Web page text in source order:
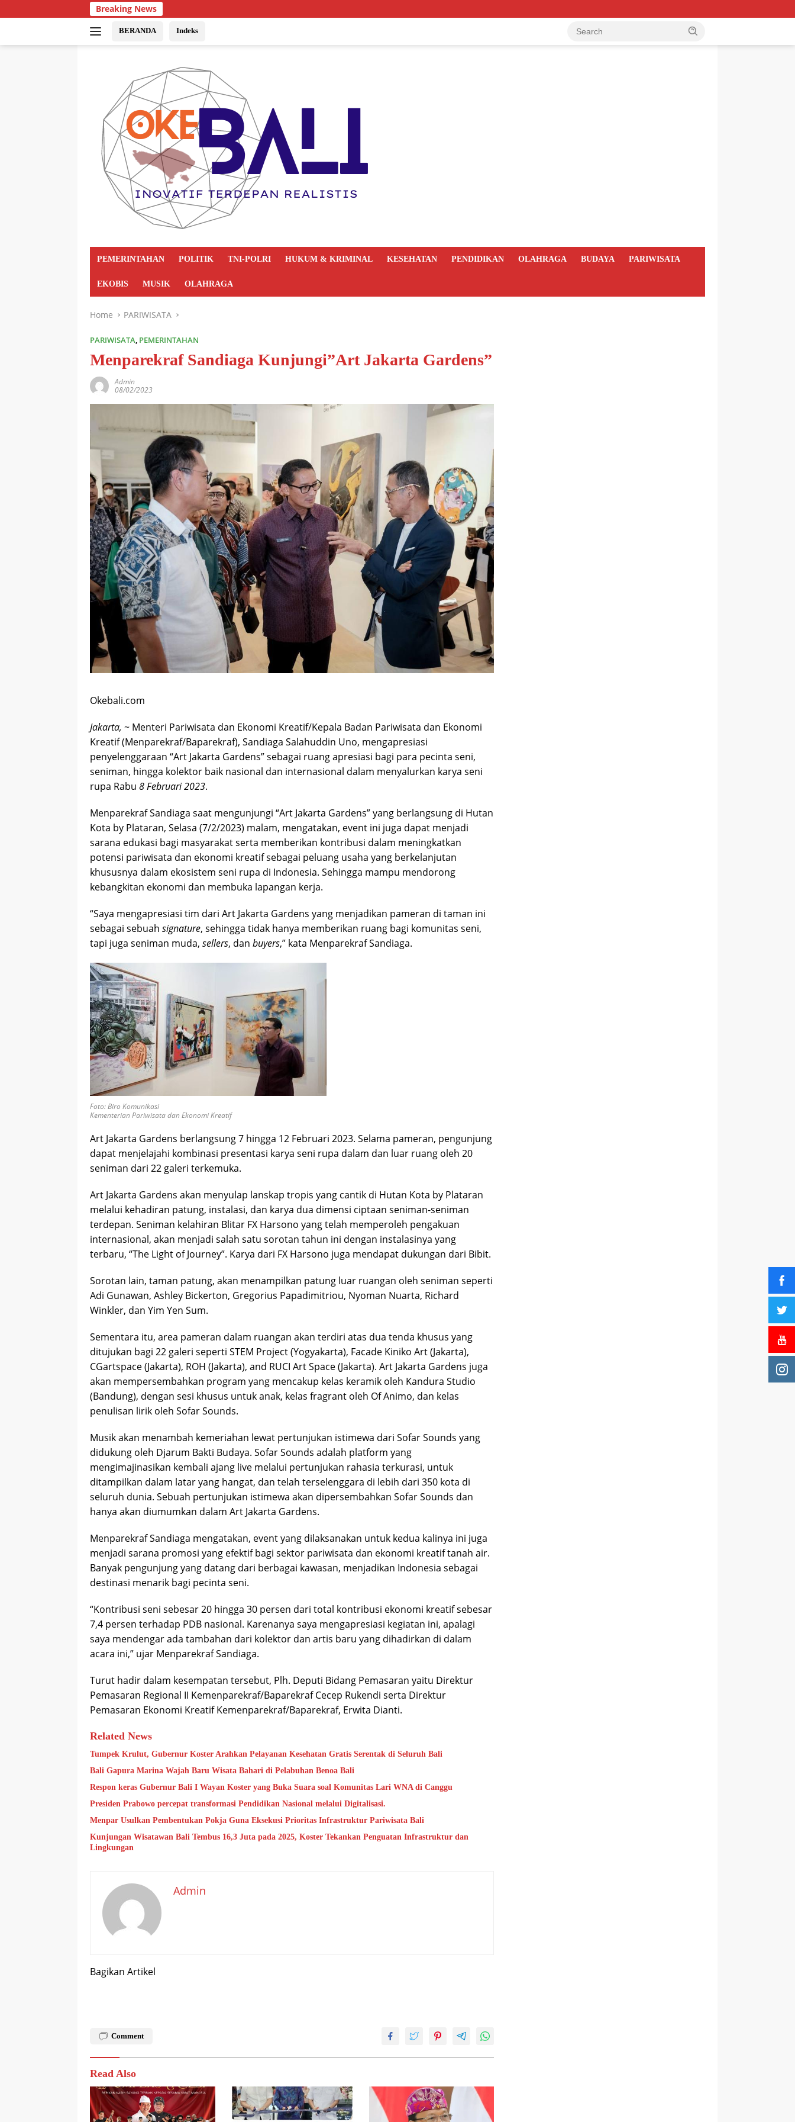
Breaking News
BERANDA Indeks
PEMERINTAHAN POLITIK TNI-POLRI HUKUM & KRIMINAL KESEHATAN PENDIDIKAN OLAHRAGA BUDAYA PARIWISATA
EKOBIS MUSIK OLAHRAGA
Home PARIWISATA
PARIWISATA, PEMERINTAHAN
Menparekraf Sandiaga Kunjungi”Art Jakarta Gardens”
Admin
08/02/2023
Okebali.com
Jakarta, ~ Menteri Pariwisata dan Ekonomi Kreatif/Kepala Badan Pariwisata dan Ekonomi
Kreatif (Menparekraf/Baparekraf), Sandiaga Salahuddin Uno, mengapresiasi
penyelenggaraan “Art Jakarta Gardens” sebagai ruang apresiasi bagi para pecinta seni,
seniman, hingga kolektor baik nasional dan internasional dalam menyalurkan karya seni
rupa Rabu 8 Februari 2023.
Menparekraf Sandiaga saat mengunjungi “Art Jakarta Gardens” yang berlangsung di Hutan
Kota by Plataran, Selasa (7/2/2023) malam, mengatakan, event ini juga dapat menjadi
sarana edukasi bagi masyarakat serta memberikan kontribusi dalam meningkatkan
potensi pariwisata dan ekonomi kreatif sebagai peluang usaha yang berkelanjutan
khususnya dalam ekosistem seni rupa di Indonesia. Sehingga mampu mendorong
kebangkitan ekonomi dan membuka lapangan kerja.
“Saya mengapresiasi tim dari Art Jakarta Gardens yang menjadikan pameran di taman ini
sebagai sebuah signature, sehingga tidak hanya memberikan ruang bagi komunitas seni,
tapi juga seniman muda, sellers, dan buyers,” kata Menparekraf Sandiaga.
Foto: Biro Komunikasi
Kementerian Pariwisata dan Ekonomi Kreatif
Art Jakarta Gardens berlangsung 7 hingga 12 Februari 2023. Selama pameran, pengunjung
dapat menjelajahi kombinasi presentasi karya seni rupa dalam dan luar ruang oleh 20
seniman dari 22 galeri terkemuka.
Art Jakarta Gardens akan menyulap lanskap tropis yang cantik di Hutan Kota by Plataran
melalui kehadiran patung, instalasi, dan karya dua dimensi ciptaan seniman-seniman
terdepan. Seniman kelahiran Blitar FX Harsono yang telah memperoleh pengakuan
internasional, akan menjadi salah satu sorotan tahun ini dengan instalasinya yang
terbaru, “The Light of Journey”. Karya dari FX Harsono juga mendapat dukungan dari Bibit.
Sorotan lain, taman patung, akan menampilkan patung luar ruangan oleh seniman seperti
Adi Gunawan, Ashley Bickerton, Gregorius Papadimitriou, Nyoman Nuarta, Richard
Winkler, dan Yim Yen Sum.
Sementara itu, area pameran dalam ruangan akan terdiri atas dua tenda khusus yang
ditujukan bagi 22 galeri seperti STEM Project (Yogyakarta), Facade Kiniko Art (Jakarta),
CGartspace (Jakarta), ROH (Jakarta), and RUCI Art Space (Jakarta). Art Jakarta Gardens juga
akan mempersembahkan program yang mencakup kelas keramik oleh Kandura Studio
(Bandung), dengan sesi khusus untuk anak, kelas fragrant oleh Of Animo, dan kelas
penulisan lirik oleh Sofar Sounds.
Musik akan menambah kemeriahan lewat pertunjukan istimewa dari Sofar Sounds yang
didukung oleh Djarum Bakti Budaya. Sofar Sounds adalah platform yang
mengimajinasikan kembali ajang live melalui pertunjukan rahasia terkurasi, untuk
ditampilkan dalam latar yang hangat, dan telah terselenggara di lebih dari 350 kota di
seluruh dunia. Sebuah pertunjukan istimewa akan dipersembahkan Sofar Sounds dan
hanya akan diumumkan dalam Art Jakarta Gardens.
Menparekraf Sandiaga mengatakan, event yang dilaksanakan untuk kedua kalinya ini juga
menjadi sarana promosi yang efektif bagi sektor pariwisata dan ekonomi kreatif tanah air.
Banyak pengunjung yang datang dari berbagai kawasan, menjadikan Indonesia sebagai
destinasi menarik bagi pecinta seni.
“Kontribusi seni sebesar 20 hingga 30 persen dari total kontribusi ekonomi kreatif sebesar
7,4 persen terhadap PDB nasional. Karenanya saya mengapresiasi kegiatan ini, apalagi
saya mendengar ada tambahan dari kolektor dan artis baru yang dihadirkan di dalam
acara ini,” ujar Menparekraf Sandiaga.
Turut hadir dalam kesempatan tersebut, Plh. Deputi Bidang Pemasaran yaitu Direktur
Pemasaran Regional II Kemenparekraf/Baparekraf Cecep Rukendi serta Direktur
Pemasaran Ekonomi Kreatif Kemenparekraf/Baparekraf, Erwita Dianti.
Related News
Tumpek Krulut, Gubernur Koster Arahkan Pelayanan Kesehatan Gratis Serentak di Seluruh Bali
Bali Gapura Marina Wajah Baru Wisata Bahari di Pelabuhan Benoa Bali
Respon keras Gubernur Bali I Wayan Koster yang Buka Suara soal Komunitas Lari WNA di Canggu
Presiden Prabowo percepat transformasi Pendidikan Nasional melalui Digitalisasi.
Menpar Usulkan Pembentukan Pokja Guna Eksekusi Prioritas Infrastruktur Pariwisata Bali
Kunjungan Wisatawan Bali Tembus 16,3 Juta pada 2025, Koster Tekankan Penguatan Infrastruktur dan
Lingkungan
Admin
Bagikan Artikel
Comment
Read Also